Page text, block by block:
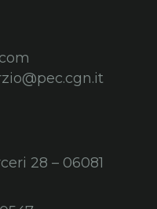
28 – 06081